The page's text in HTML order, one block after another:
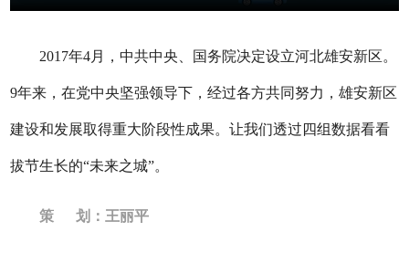
2017年4月，中共中央、国务院决定设立河北雄安新区。
9年来，在党中央坚强领导下，经过各方共同努力，雄安新区
建设和发展取得重大阶段性成果。让我们透过四组数据看看
拔节生长的“未来之城”。
策 划：王丽平